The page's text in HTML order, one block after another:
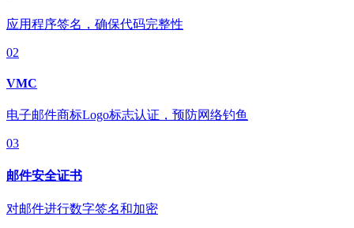
应用程序签名，确保代码完整性
02
VMC
电子邮件商标Logo标志认证，预防网络钓鱼
03
邮件安全证书
对邮件进行数字签名和加密